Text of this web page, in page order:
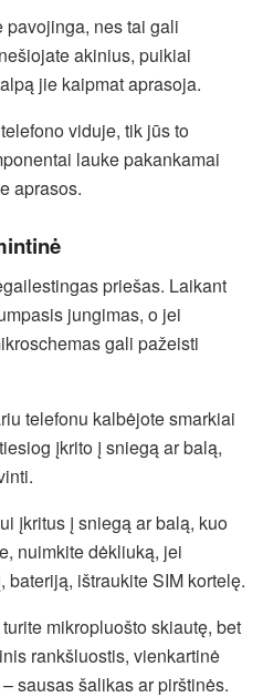
pavojinga, nes tai gali
akinius, puikiai
jie kaipmat aprasoja.
viduje, tik jūs to
lauke pakankamai
aprasos.
priešas. Laikant
jungimas, o jei
gali pažeisti
telefonu kalbėjote smarkiai
įkrito į sniegą ar balą,
įkritus į sniegą ar balą, kuo
nuimkite dėkliuką, jei
ištraukite SIM kortelę.
mikropluošto skiautę, bet
rankšluostis, vienkartinė
sausas šalikas ar pirštinės.